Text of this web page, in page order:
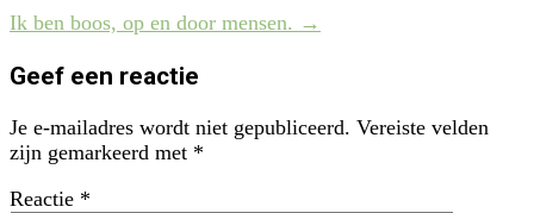
Post
navigation
Ik ben boos, op en door mensen. →
Geef een reactie
Je e-mailadres wordt niet gepubliceerd. Vereiste velden
zijn gemarkeerd met *
Reactie *